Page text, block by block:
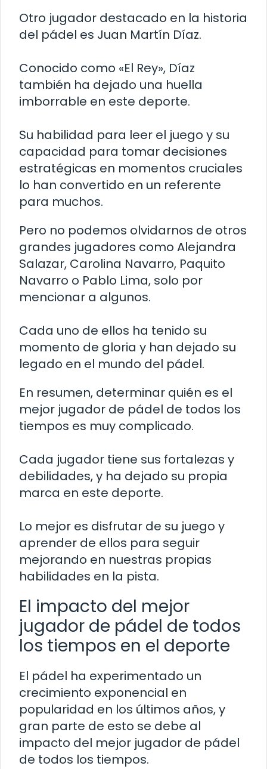
Otro jugador destacado en la historia
del pádel es Juan Martín Díaz.
Conocido como «El Rey», Díaz
también ha dejado una huella
imborrable en este deporte.
Su habilidad para leer el juego y su
capacidad para tomar decisiones
estratégicas en momentos cruciales
lo han convertido en un referente
para muchos.
Pero no podemos olvidarnos de otros
grandes jugadores como Alejandra
Salazar, Carolina Navarro, Paquito
Navarro o Pablo Lima, solo por
mencionar a algunos.
Cada uno de ellos ha tenido su
momento de gloria y han dejado su
legado en el mundo del pádel.
En resumen, determinar quién es el
mejor jugador de pádel de todos los
tiempos es muy complicado.
Cada jugador tiene sus fortalezas y
debilidades, y ha dejado su propia
marca en este deporte.
Lo mejor es disfrutar de su juego y
aprender de ellos para seguir
mejorando en nuestras propias
habilidades en la pista.
El impacto del mejor
jugador de pádel de todos
los tiempos en el deporte
El pádel ha experimentado un
crecimiento exponencial en
popularidad en los últimos años, y
gran parte de esto se debe al
impacto del mejor jugador de pádel
de todos los tiempos.